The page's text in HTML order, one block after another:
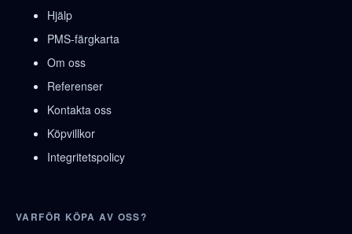
Hjälp
PMS-färgkarta
Om oss
Referenser
Kontakta oss
Köpvillkor
Integritetspolicy
VARFÖR KÖPA AV OSS?